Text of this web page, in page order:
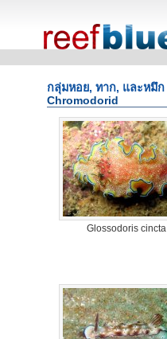
กลุ่มหอย, ทาก, และหมึก
Chromodorid
Glossodoris cincta